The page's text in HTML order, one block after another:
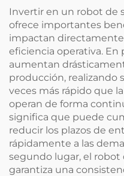
Invertir en un robot de
ofrece importantes
impactan
eficiencia operativa. En
aumentan
producción, realizando
veces más rápido que
operan de forma
significa que puede
reducir los plazos de
rápidamente a las
segundo lugar, el
garantiza una